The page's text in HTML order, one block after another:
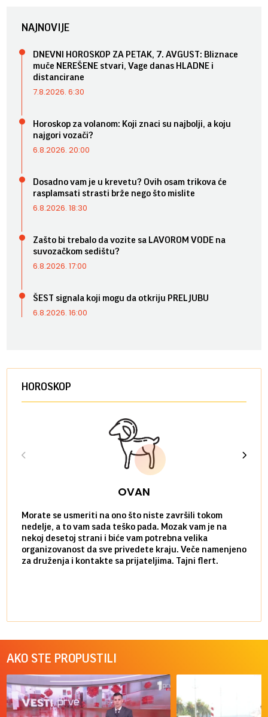
NAJNOVIJE
DNEVNI HOROSKOP ZA PETAK, 7. AVGUST: Bliznace
muče NEREŠENE stvari, Vage danas HLADNE i
distancirane
7.8.2026. 6:30
Horoskop za volanom: Koji znaci su najbolji, a koju
najgori vozači?
6.8.2026. 20:00
Dosadno vam je u krevetu? Ovih osam trikova će
rasplamsati strasti brže nego što mislite
6.8.2026. 18:30
Zašto bi trebalo da vozite sa LAVOROM VODE na
suvozačkom sedištu?
6.8.2026. 17:00
ŠEST signala koji mogu da otkriju PRELJUBU
6.8.2026. 16:00
HOROSKOP
OVAN
Morate se usmeriti na ono što niste završili tokom
nedelje, a to vam sada teško pada. Mozak vam je na
nekoj desetoj strani i biće vam potrebna velika
organizovanost da sve privedete kraju. Veče namenjeno
za druženja i kontakte sa prijateljima. Tajni flert.
AKO STE PROPUSTILI